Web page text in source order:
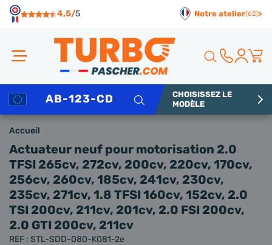
4,5/5 Notre atelier(62)>
Rechercher
CHOISISSEZ LE
MODÈLE
Accueil
Actuateur neuf pour motorisation 2.0
TFSI 265cv, 272cv, 200cv, 220cv, 170cv,
256cv, 260cv, 185cv, 241cv, 230cv,
235cv, 271cv, 1.8 TFSI 160cv, 152cv, 2.0
TSI 200cv, 211cv, 201cv, 2.0 FSI 200cv,
2.0 GTI 200cv, 211cv
REF : STL-SDD-080-K081-2e
Panneau de gestion des cookies